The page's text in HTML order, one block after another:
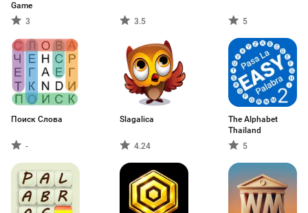
Game
3
3.5 5
Поиск Слова
-
Slagalica
4.24
The Alphabet
Thailand
5